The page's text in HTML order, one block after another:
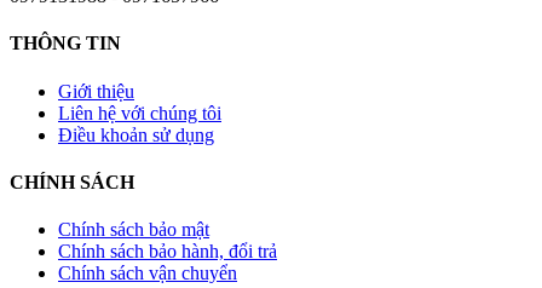
THÔNG TIN
Giới thiệu
Liên hệ với chúng tôi
Điều khoản sử dụng
CHÍNH SÁCH
Chính sách bảo mật
Chính sách bảo hành, đổi trả
Chính sách vận chuyển